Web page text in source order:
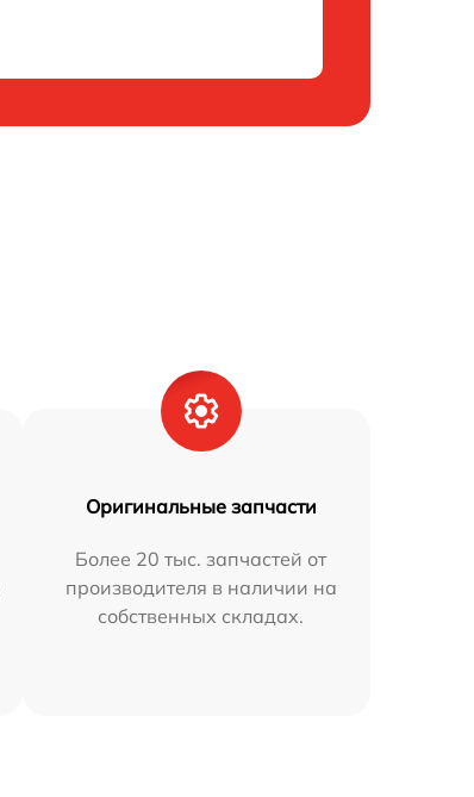
Оригинальные запчасти
Более 20 тыс. запчастей от
производителя в наличии на
собственных складах.